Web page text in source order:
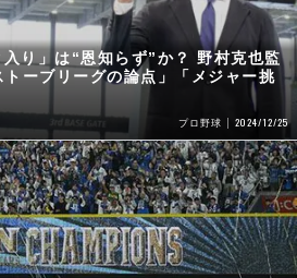
入り」は“恩知らず”か？ 野村克也監
ーブリーグの論点」「メジャー挑
プロ野球 2024/12/25